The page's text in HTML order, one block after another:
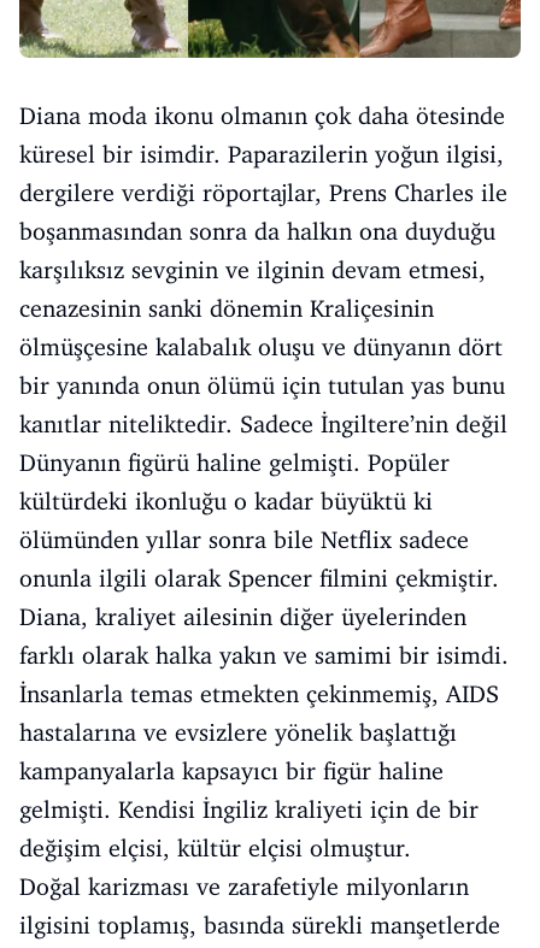
Diana moda ikonu olmanın çok daha ötesinde
küresel bir isimdir. Paparazilerin yoğun ilgisi,
dergilere verdiği röportajlar, Prens Charles ile
boşanmasından sonra da halkın ona duyduğu
karşılıksız sevginin ve ilginin devam etmesi,
cenazesinin sanki dönemin Kraliçesinin
ölmüşçesine kalabalık oluşu ve dünyanın dört
bir yanında onun ölümü için tutulan yas bunu
kanıtlar niteliktedir. Sadece İngiltere’nin değil
Dünyanın figürü haline gelmişti. Popüler
kültürdeki ikonluğu o kadar büyüktü ki
ölümünden yıllar sonra bile Netflix sadece
onunla ilgili olarak Spencer filmini çekmiştir.
Diana, kraliyet ailesinin diğer üyelerinden
farklı olarak halka yakın ve samimi bir isimdi.
İnsanlarla temas etmekten çekinmemiş, AIDS
hastalarına ve evsizlere yönelik başlattığı
kampanyalarla kapsayıcı bir figür haline
gelmişti. Kendisi İngiliz kraliyeti için de bir
değişim elçisi, kültür elçisi olmuştur.
Doğal karizması ve zarafetiyle milyonların
ilgisini toplamış, basında sürekli manşetlerde